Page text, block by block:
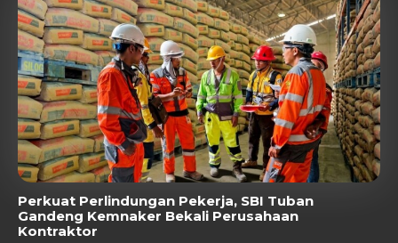
Perkuat Perlindungan Pekerja, SBI Tuban
Gandeng Kemnaker Bekali Perusahaan
Kontraktor